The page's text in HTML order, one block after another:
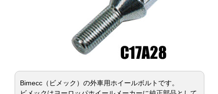
Bimecc（ビメック）の外車用ホイールボルトです。